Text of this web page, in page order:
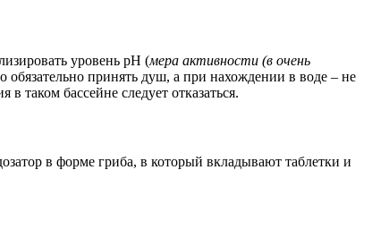
уровень pH (мера активности (в очень
принять душ, а при нахождении в воде – не
таком бассейне следует отказаться.
в форме гриба, в который вкладывают таблетки и